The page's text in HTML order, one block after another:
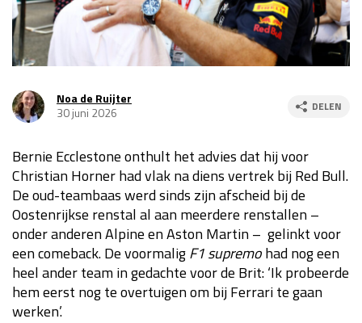
Race
za 13:00 - 15:00
Kwalificatie
za 23:00 - 00:00
Race
zo 21:00 - 23:00
GP MEXICO 2026 30 okt - 01 nov
Kwalificatie
za 19:00 - 20:00
Race
zo 18:00 - 20:00
Noa de Ruijter
30 juni 2026
DELEN
Bernie Ecclestone onthult het advies dat hij voor
Christian Horner had vlak na diens vertrek bij Red Bull.
De oud-teambaas werd sinds zijn afscheid bij de
Oostenrijkse renstal al aan meerdere renstallen –
onder anderen Alpine en Aston Martin – gelinkt voor
een comeback. De voormaligF1 supremohad nog een
heel ander team in gedachte voor de Brit: ‘Ik probeerde
hem eerst nog te overtuigen om bij Ferrari te gaan
werken’.